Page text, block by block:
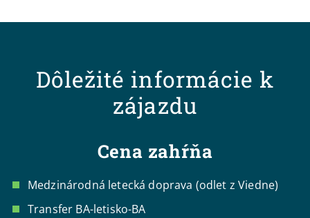
Dôležité informácie k
zájazdu
Cena zahŕňa
Medzinárodná letecká doprava (odlet z Viedne)
Transfer BA-letisko-BA